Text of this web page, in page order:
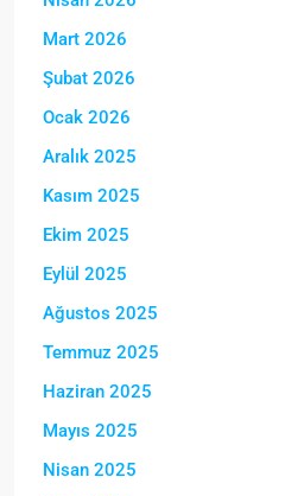
Mart 2026
Şubat 2026
Ocak 2026
Aralık 2025
Kasım 2025
Ekim 2025
Eylül 2025
Ağustos 2025
Temmuz 2025
Haziran 2025
Mayıs 2025
Nisan 2025